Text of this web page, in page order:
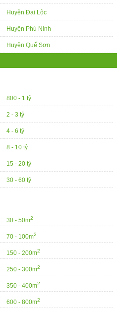
Huyện Đại Lộc
Huyện Phú Ninh
Huyện Quế Sơn
800 - 1 tỷ
2 - 3 tỷ
4 - 6 tỷ
8 - 10 tỷ
15 - 20 tỷ
30 - 60 tỷ
30 - 50m2
70 - 100m2
150 - 200m2
250 - 300m2
350 - 400m2
600 - 800m2